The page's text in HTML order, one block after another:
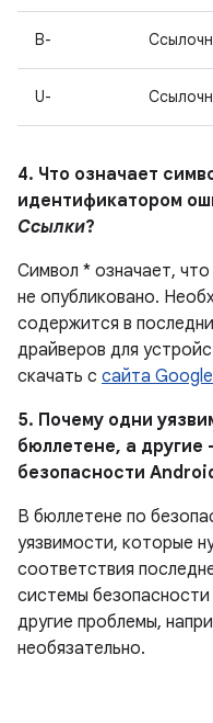
B-
U-
4. Что означает
идентификатором
Ссылки?
Символ * означает,
не опубликовано.
содержится в
драйверов для
скачать с сайта
5. Почему одни
бюллетене, а другие
безопасности
В бюллетене по
уязвимости, которые
соответствия
системы
другие проблемы,
необязательно.